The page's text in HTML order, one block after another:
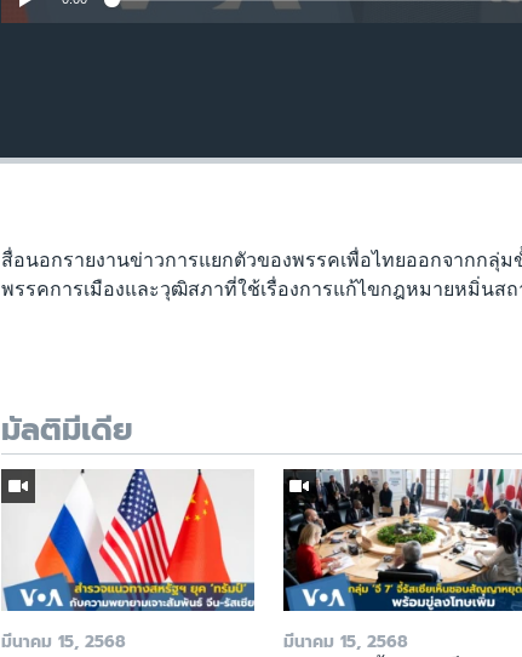
สื่อนอกรายงานข่าวการแยกตัวของพรรคเพื่อไทยออกจากกลุ่ม
พรรคการเมืองและวุฒิสภาที่ใช้เรื่องการแก้ไขกฎหมายหมิ่นส
มัลติมีเดีย
มีนาคม 15, 2568 มีนาคม 15, 2568